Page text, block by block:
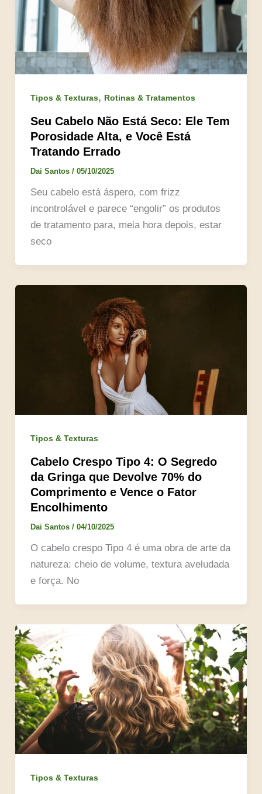
Tipos & Texturas, Rotinas & Tratamentos
Seu Cabelo Não Está Seco: Ele Tem
Porosidade Alta, e Você Está
Tratando Errado
Dai Santos / 05/10/2025
Seu cabelo está áspero, com frizz
incontrolável e parece “engolir” os produtos
de tratamento para, meia hora depois, estar
seco
Tipos & Texturas
Cabelo Crespo Tipo 4: O Segredo
da Gringa que Devolve 70% do
Comprimento e Vence o Fator
Encolhimento
Dai Santos / 04/10/2025
O cabelo crespo Tipo 4 é uma obra de arte da
natureza: cheio de volume, textura aveludada
e força. No
Tipos & Texturas